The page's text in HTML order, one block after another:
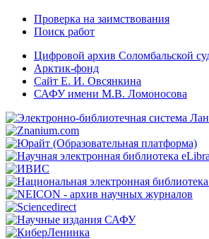
Проверка на заимствования
Поиск работ
Цифровой архив Соломбальской
Арктик-фонд
Сайт Е. И. Овсянкина
САФУ имени М.В. Ломоносова